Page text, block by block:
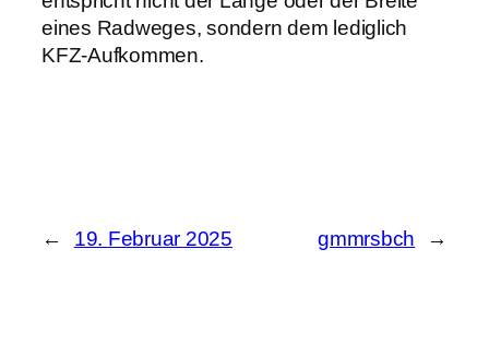
eines Radweges, sondern dem lediglich
KFZ-Aufkommen.
← 19. Februar 2025 gmmrsbch →